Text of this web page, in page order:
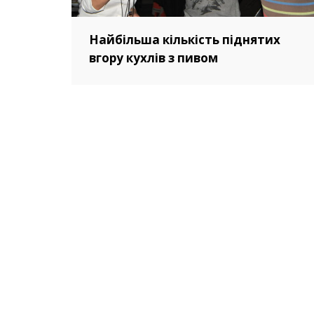
Найбільша кількість піднятих
вгору кухлів з пивом